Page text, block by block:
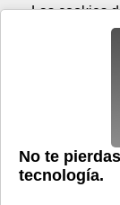
alibaba inicio
Viernes
Las cookies
contenido y los
sociales y
información
partners de